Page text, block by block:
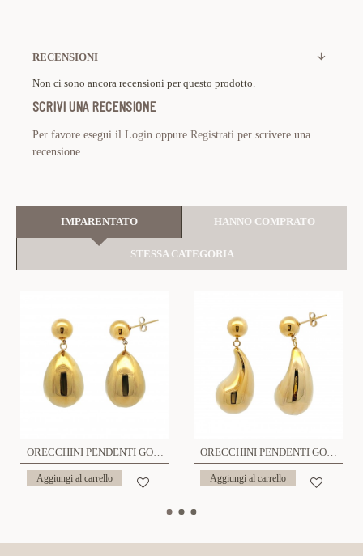
RECENSIONI
Non ci sono ancora recensioni per questo prodotto.
SCRIVI UNA RECENSIONE
Per favore esegui il Login oppure Registrati per scrivere una
recensione
IMPARENTATO HANNO COMPRATO
STESSA CATEGORIA
ORECCHINI PENDENTI GOCCIA - JN2376F218
Aggiungi al carrello
ORECCHINI PENDENTI GOCCIA - JN2376F219
Aggiungi al carrello